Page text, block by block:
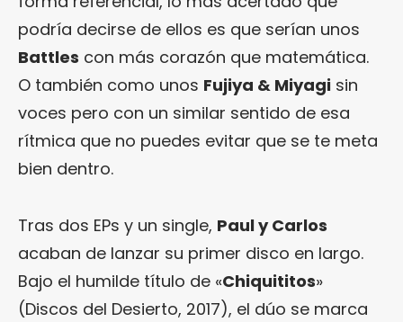
podría decirse de ellos es que serían unos
Battles con más corazón que matemática.
O también como unos Fujiya & Miyagi sin
voces pero con un similar sentido de esa
rítmica que no puedes evitar que se te meta
bien dentro.
Tras dos EPs y un single, Paul y Carlos
acaban de lanzar su primer disco en largo.
Bajo el humilde título de «Chiquititos»
(Discos del Desierto, 2017), el dúo se marca